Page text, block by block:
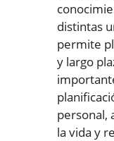
distintas
permite
y largo
personal,
la vida y